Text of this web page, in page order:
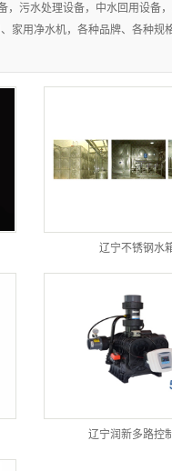
，污水处理设备，中水回用设备
家用净水机，各种品牌、各种
辽宁不锈钢水
辽宁润新多路控